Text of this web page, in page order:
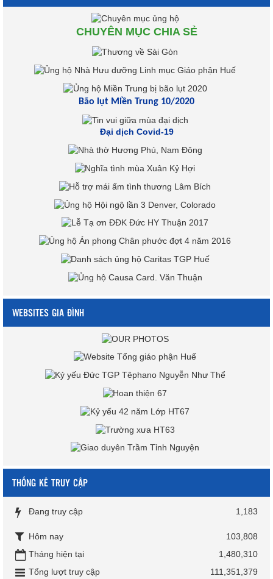
CHUYÊN MỤC CHIA SẺ
Bão lụt Miền Trung 10/2020
Đại dịch Covid-19
WEBSITES GIA ĐÌNH
THỐNG KÊ TRUY CẬP
Đang truy cập 1,183
Hôm nay
103,808
Tháng hiện tại
1,480,310
Tổng lượt truy cập
111,351,379